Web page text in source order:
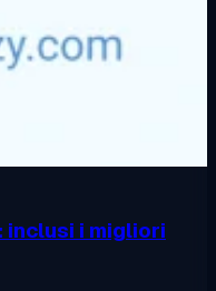
inclusi i migliori